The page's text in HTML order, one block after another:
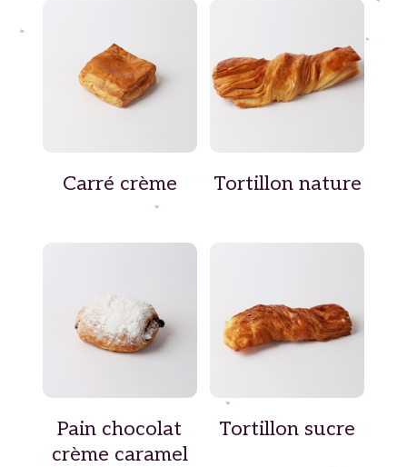
Carré crème Tortillon nature
Pain chocolat
crème caramel
Tortillon sucre